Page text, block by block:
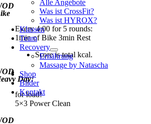
Alle Angebote
Was ist CrossFit?
Was ist HYROX?
Klassen
Team
Recovery
Ernährung
Massage by Natascha
Shop
Bilder
Kontakt
Every 4:00 for 5 rounds:
1min of Bike 3min Rest
Score is total kcal.
Day!
for load!
5×3 Power Clean